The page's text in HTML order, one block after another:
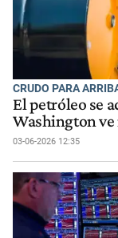
CRUDO PARA
El petróleo se
Washington ve
03-06-2026 12:35